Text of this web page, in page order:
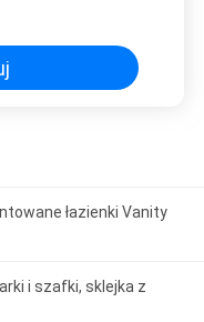
łazienki Vanity
i szafki, sklejka z